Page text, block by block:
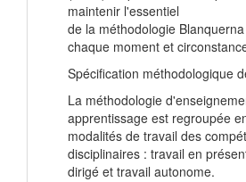
maintenir l'essentiel
de la méthodologie
chaque moment et
Spécification méthodologique
La méthodologie
apprentissage est regroupée
modalités de travail des
disciplinaires : travail en
dirigé et travail autonome.